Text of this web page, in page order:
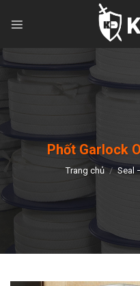
Phốt Garlock
Trang chủ / Seal